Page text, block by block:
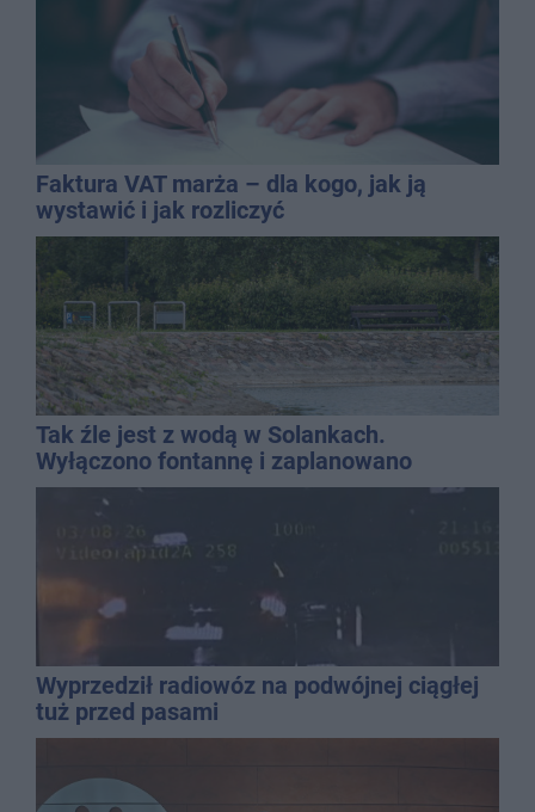
Faktura VAT marża – dla kogo, jak ją
wystawić i jak rozliczyć
Tak źle jest z wodą w Solankach.
Wyłączono fontannę i zaplanowano
dolewkę
Wyprzedził radiowóz na podwójnej ciągłej
tuż przed pasami